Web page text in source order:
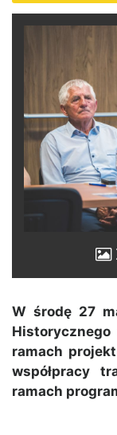
W środę 27
ramach
współpracy
ramach